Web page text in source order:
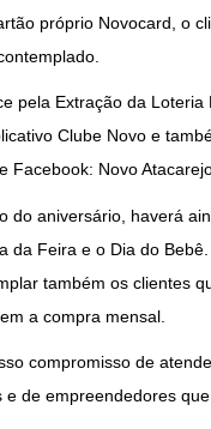
próprio Novocard, o
pela Extração da
Clube Novo e
Facebook: Novo
do aniversário, haverá
da Feira e o Dia do
também os clientes
a compra mensal.
compromisso de
e de empreendedores